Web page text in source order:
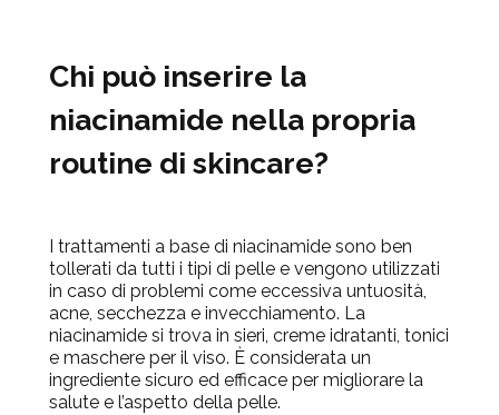
Chi può inserire la
niacinamide nella propria
routine di skincare?
I trattamenti a base di niacinamide sono ben
tollerati da tutti i tipi di pelle e vengono utilizzati
in caso di problemi come eccessiva untuosità,
acne, secchezza e invecchiamento. La
niacinamide si trova in sieri, creme idratanti, tonici
e maschere per il viso. È considerata un
ingrediente sicuro ed efficace per migliorare la
salute e l’aspetto della pelle.